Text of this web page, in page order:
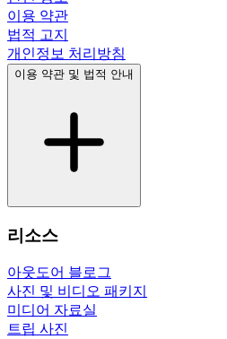
이용 약관
법적 고지
개인정보 처리방침
이용 약관 및 법적 안내
리소스
아웃도어 블로그
사진 및 비디오 패키지
미디어 자료실
트립 사진